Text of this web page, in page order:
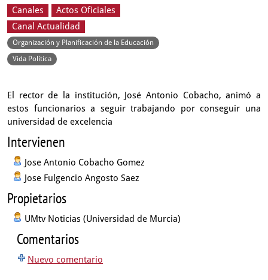
Canales
Actos Oficiales
Canal Actualidad
Organización y Planificación de la Educación
Vida Política
El rector de la institución, José Antonio Cobacho, animó a
estos funcionarios a seguir trabajando por conseguir una
universidad de excelencia
Intervienen
Jose Antonio Cobacho Gomez
Jose Fulgencio Angosto Saez
Propietarios
UMtv Noticias (Universidad de Murcia)
Comentarios
Nuevo comentario